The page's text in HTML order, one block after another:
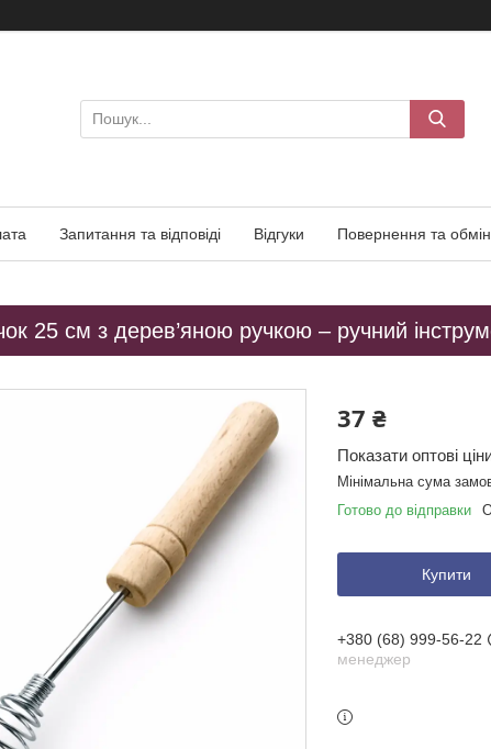
Запитання та відповіді Відгуки Повернення та обмін
25 см з дерев’яною ручкою – ручний
37 ₴
Показати оптові
Мінімальна сума
Готово до відправки
Купити
+380 (68) 999-56-22
менеджер